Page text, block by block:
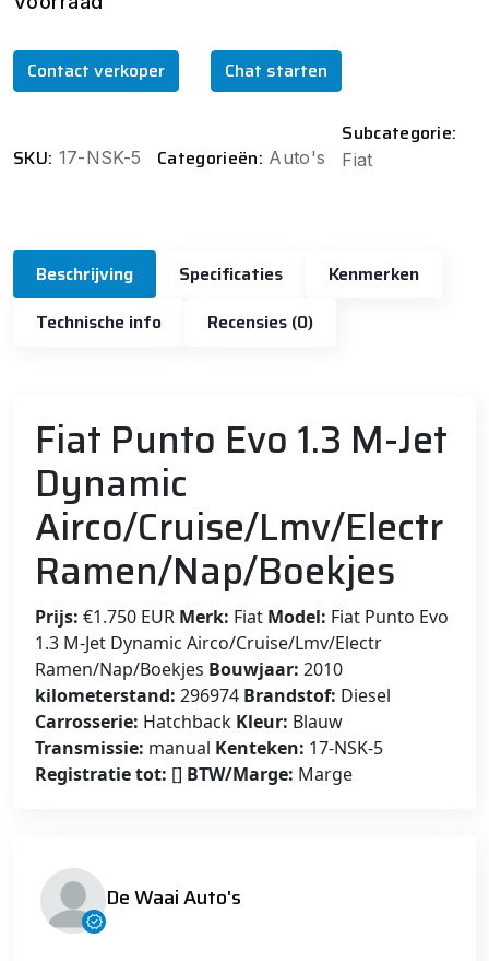
Contact verkoper Chat starten
SKU: 17-NSK-5 Categorieën: Auto's
Subcategorie:
Fiat
Beschrijving Specificaties
Kenmerken
Technische info
Recensies (0)
Fiat Punto Evo 1.3 M-Jet
Dynamic
Airco/Cruise/Lmv/Electr
Ramen/Nap/Boekjes
Prijs: €1.750 EUR Merk: Fiat Model: Fiat Punto Evo
1.3 M-Jet Dynamic Airco/Cruise/Lmv/Electr
Ramen/Nap/Boekjes Bouwjaar: 2010
kilometerstand: 296974 Brandstof: Diesel
Carrosserie: Hatchback Kleur: Blauw
Transmissie: manual Kenteken: 17-NSK-5
Registratie tot: [] BTW/Marge: Marge
De Waai Auto's